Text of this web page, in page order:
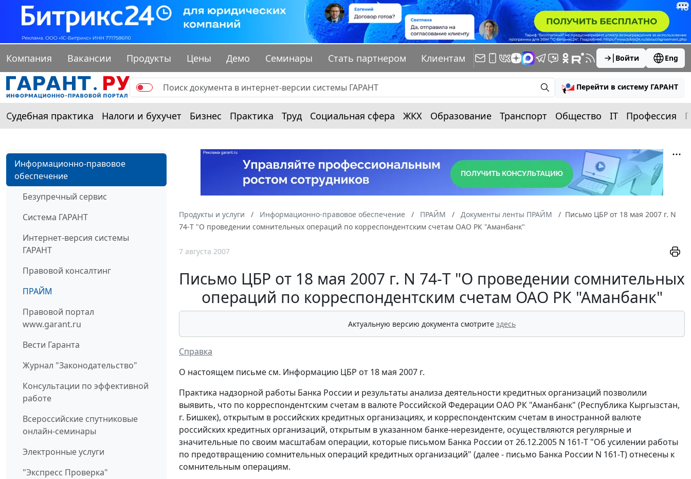
Компания Вакансии Продукты Цены Демо Семинары Стать партнером Клиентам Войти Eng
Перейти в систему ГАРАНТ
Судебная практика Налоги и бухучет Бизнес Практика Труд Социальная сфера ЖКХ Образование Транспорт Общество IT Профессия
Информационно-правовое
обеспечение
Безупречный сервис
Система ГАРАНТ
Интернет-версия системы
ГАРАНТ
Правовой консалтинг
ПРАЙМ
Правовой портал
www.garant.ru
Вести Гаранта
Журнал "Законодательство"
Консультации по эффективной
работе
Всероссийские спутниковые
онлайн-семинары
Электронные услуги
"Экспресс Проверка"
Продукты и услуги Информационно-правовое обеспечение ПРАЙМ Документы ленты ПРАЙМ
Письмо ЦБР от 18 мая 2007 г. N
74-Т "О проведении сомнительных операций по корреспондентским счетам ОАО РК "Аманбанк"
7 августа 2007
Письмо ЦБР от 18 мая 2007 г. N 74-Т "О проведении сомнительных
операций по корреспондентским счетам ОАО РК "Аманбанк"
Актуальную версию документа смотрите здесь
Справка
О настоящем письме см. Информацию ЦБР от 18 мая 2007 г.
Практика надзорной работы Банка России и результаты анализа деятельности кредитных организаций позволили
выявить, что по корреспондентским счетам в валюте Российской Федерации ОАО РК "Аманбанк" (Республика Кыргызстан,
г. Бишкек), открытым в российских кредитных организациях, и корреспондентским счетам в иностранной валюте
российских кредитных организаций, открытым в указанном банке-нерезиденте, осуществляются регулярные и
значительные по своим масштабам операции, которые письмом Банка России от 26.12.2005 N 161-Т "Об усилении работы
по предотвращению сомнительных операций кредитных организаций" (далее - письмо Банка России N 161-Т) отнесены к
сомнительным операциям.